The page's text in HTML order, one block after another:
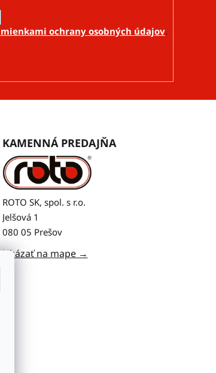
ochrany osobných údajov.
KAMENNÁ PREDAJŇA
ROTO SK, spol. s r.o.
Jelšová 1
080 05 Prešov
Ukázať na mape →